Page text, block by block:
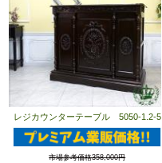
レジカウンターテーブル 5050-1.2-5
市場参考価格358,000円